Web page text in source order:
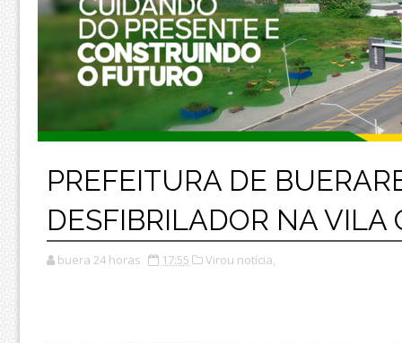
PREFEITURA DE
DESFIBRILADOR NA VILA
buera 24 horas 17:55 Virou notícia,